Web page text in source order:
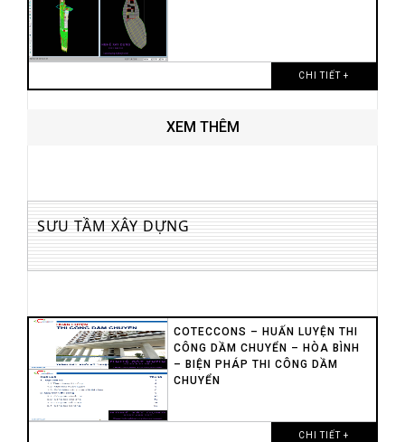
CHI TIẾT +
XEM THÊM
SƯU TẦM XÂY DỰNG
COTECCONS – HUẤN LUYỆN THI
CÔNG DẦM CHUYỂN – HÒA BÌNH
– BIỆN PHÁP THI CÔNG DẦM
CHUYỂN
CHI TIẾT +